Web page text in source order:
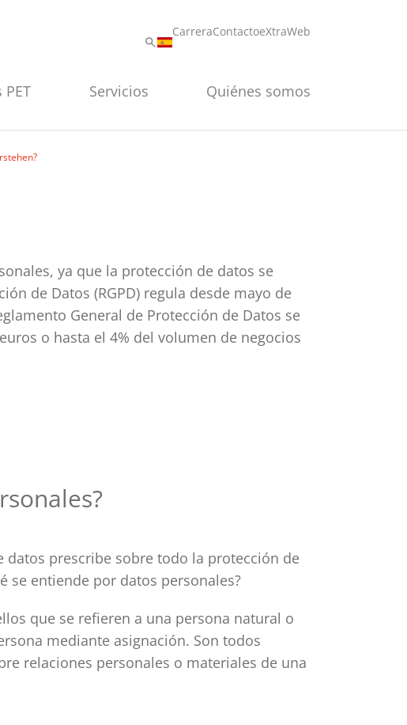
CarreraContactoeXtraWeb
Servicios Quiénes somos
ya que la protección de datos se
de Datos (RGPD) regula desde mayo de
General de Protección de Datos se
o hasta el 4% del volumen de negocios
datos prescribe sobre todo la protección de
se entiende por datos personales?
que se refieren a una persona natural o
mediante asignación. Son todos
relaciones personales o materiales de una